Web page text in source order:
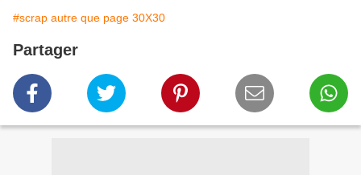
#scrap autre que page 30X30
Partager